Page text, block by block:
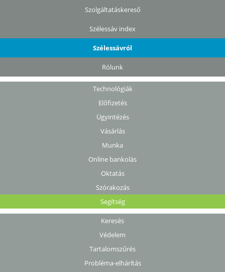
Szolgáltatáskereső
Szélessáv index
Szélessávról
Rólunk
Technológiák
Előfizetés
Ügyintézés
Vásárlás
Munka
Online bankolás
Oktatás
Szórakozás
Segítség
Keresés
Védelem
Tartalomszűrés
Probléma-elhárítás